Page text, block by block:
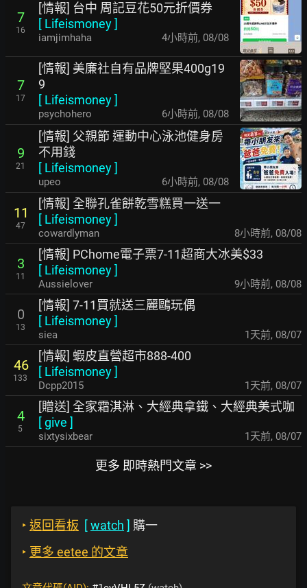
7
16
[情報] 台中 周記豆花50元折價券
[ Lifeismoney]
iamjimhaha 4小時前, 08/08
7
17
[情報] 美廉社自有品牌堅果400g19
9
[ Lifeismoney]
psychohero 6小時前, 08/08
9
21
[情報] 父親節 運動中心泳池健身房
不用錢
[ Lifeismoney]
upeo 6小時前, 08/08
11
47
[情報] 全聯孔雀餅乾雪糕買一送一
[ Lifeismoney]
cowardlyman 8小時前, 08/08
3
11
[情報] PChome電子票7-11超商大冰美$33
[ Lifeismoney]
Aussielover 9小時前, 08/08
0
13
[情報] 7-11買就送三麗鷗玩偶
[ Lifeismoney]
siea 1天前, 08/07
46
133
[情報] 蝦皮直營超市888-400
[ Lifeismoney]
Dcpp2015 1天前, 08/07
4
5
[贈送] 全家霜淇淋、大經典拿鐵、大經典美式咖
[give ]
sixtysixbear 1天前, 08/07
更多 即時熱門文章 >>
‣ 返回看板 [watch ] 購一
‣ 更多 eetee 的文章